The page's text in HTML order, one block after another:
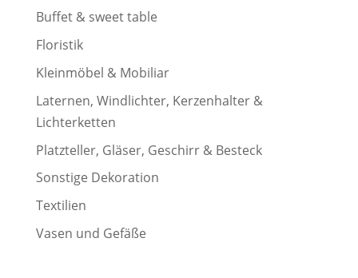
Buffet & sweet table
Floristik
Kleinmöbel & Mobiliar
Laternen, Windlichter, Kerzenhalter &
Lichterketten
Platzteller, Gläser, Geschirr & Besteck
Sonstige Dekoration
Textilien
Vasen und Gefäße